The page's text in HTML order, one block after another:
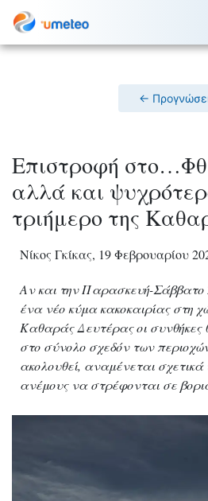
←
Επιστροφή
αλλά και
τριήμερο της
Νίκος Γκίκας, 19 Φεβρουαρίου
Αν και την Παρασκευή-Σάββατο
ένα νέο κύμα κακοκαιρίας στη
Καθαράς Δευτέρας οι συνθήκες
στο σύνολο σχεδόν των
ακολουθεί, αναμένεται σχετικά
ανέμους να στρέφονται σε